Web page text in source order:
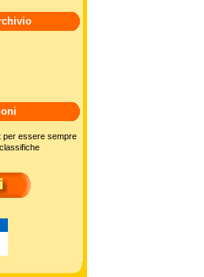
per essere sempre